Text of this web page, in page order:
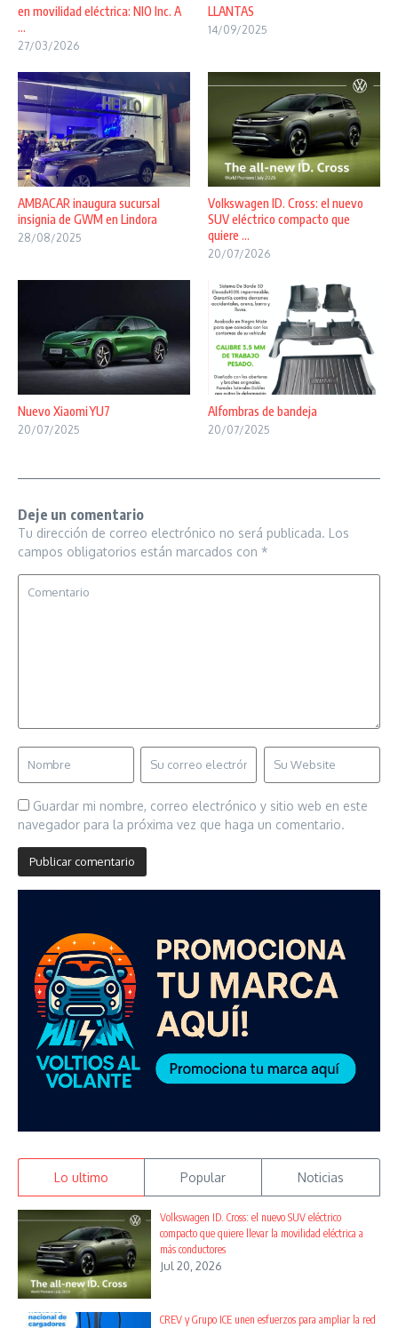
en movilidad eléctrica: NIO Inc. A
...
27/03/2026
LLANTAS
14/09/2025
AMBACAR inaugura sucursal
insignia de GWM en Lindora
28/08/2025
Volkswagen ID. Cross: el nuevo
SUV eléctrico compacto que
quiere ...
20/07/2026
Nuevo Xiaomi YU7
20/07/2025
Alfombras de bandeja
20/07/2025
Deje un comentario
Tu dirección de correo electrónico no será publicada. Los
campos obligatorios están marcados con *
Guardar mi nombre, correo electrónico y sitio web en este
navegador para la próxima vez que haga un comentario.
Lo ultimo Popular Noticias
Volkswagen ID. Cross: el nuevo SUV eléctrico
compacto que quiere llevar la movilidad eléctrica a
más conductores
Jul 20, 2026
CREV y Grupo ICE unen esfuerzos para ampliar la red